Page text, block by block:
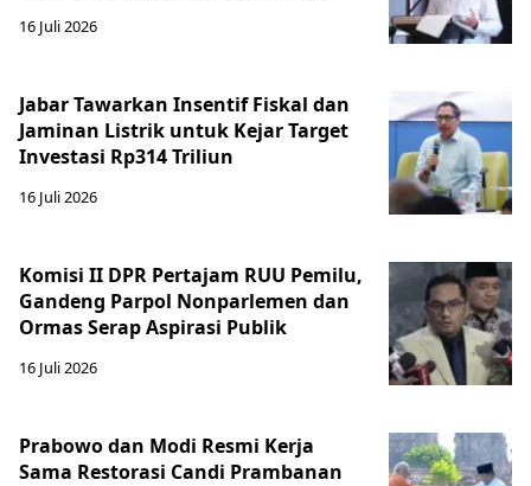
16 Juli 2026
Jabar Tawarkan Insentif Fiskal dan
Jaminan Listrik untuk Kejar Target
Investasi Rp314 Triliun
16 Juli 2026
Komisi II DPR Pertajam RUU Pemilu,
Gandeng Parpol Nonparlemen dan
Ormas Serap Aspirasi Publik
16 Juli 2026
Prabowo dan Modi Resmi Kerja
Sama Restorasi Candi Prambanan